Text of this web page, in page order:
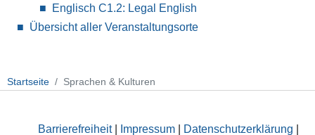
Englisch C1.2: Legal English
Übersicht aller Veranstaltungsorte
Startseite Sprachen & Kulturen
Barrierefreiheit| Impressum Datenschutzerklärung